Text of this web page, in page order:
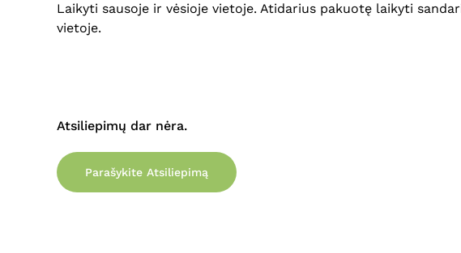
Laikyti sausoje ir vėsioje vietoje. Atidarius pakuotę laikyti
vietoje.
Atsiliepimų dar nėra.
Parašykite Atsiliepimą